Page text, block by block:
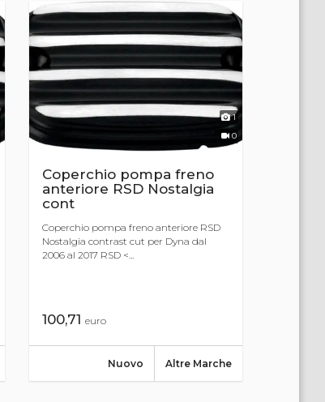
1
0
Coperchio pompa freno
anteriore RSD Nostalgia
cont
Coperchio pompa freno anteriore RSD
Nostalgia contrast cut per Dyna dal
2006 al 2017 RSD <...
100,71euro
Altre Marche
Nuovo